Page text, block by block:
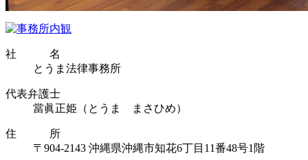
社 名
とうま法律事務所
代表弁護士
當眞正姫（とうま まさひめ）
住 所
〒904-2143 沖縄県沖縄市知花6丁目11番48号1階